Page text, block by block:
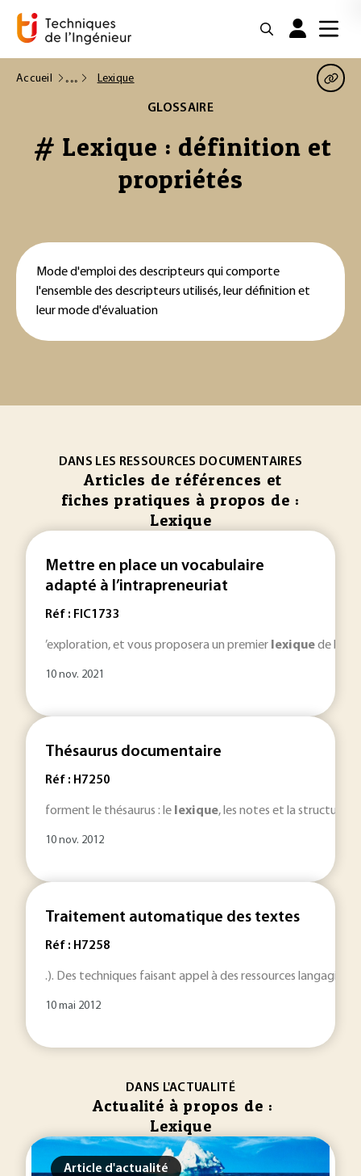
Accueil Lexique
GLOSSAIRE
# Lexique : définition et
propriétés
Mode d'emploi des descripteurs qui comporte
l'ensemble des descripteurs utilisés, leur définition et
leur mode d'évaluation
DANS LES RESSOURCES DOCUMENTAIRES
Articles de références et
fiches pratiques à propos de :
Lexique
Mettre en place un vocabulaire
adapté à l’intrapreneuriat
Réf : FIC1733
’exploration, et vous proposera un premier lexiquede
10 nov. 2021
Thésaurus documentaire
Réf : H7250
forment le thésaurus : le lexique, les notes et la structure
10 nov. 2012
Traitement automatique des textes
Réf : H7258
.). Des techniques faisant appel à des ressources
10 mai 2012
DANS L'ACTUALITÉ
Actualité à propos de :
Lexique
Article d'actualité